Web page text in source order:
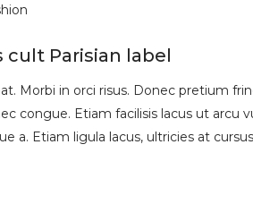
Parisian label
Morbi in orci risus. Donec pretium
congue. Etiam facilisis lacus ut arcu
a. Etiam ligula lacus, ultricies at